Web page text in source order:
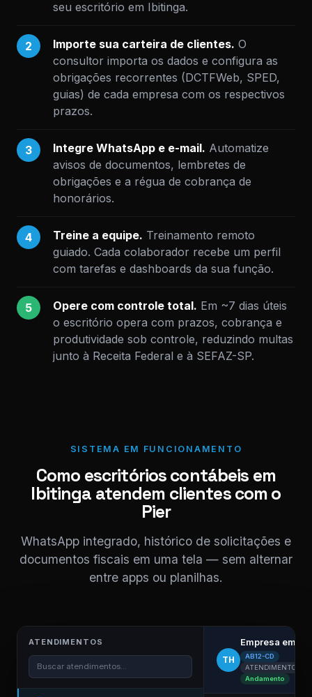
seu escritório em Ibitinga.
2 Importe sua carteira de clientes. O
consultor importa os dados e configura as
obrigações recorrentes (DCTFWeb, SPED,
guias) de cada empresa com os respectivos
prazos.
3 Integre WhatsApp e e-mail. Automatize
avisos de documentos, lembretes de
obrigações e a régua de cobrança de
honorários.
4 Treine a equipe. Treinamento remoto
guiado. Cada colaborador recebe um perfil
com tarefas e dashboards da sua função.
5 Opere com controle total. Em ~7 dias úteis
o escritório opera com prazos, cobrança e
produtividade sob controle, reduzindo multas
junto à Receita Federal e à SEFAZ-SP.
SISTEMA EM FUNCIONAMENTO
Como escritórios contábeis em
Ibitinga atendem clientes com o
Pier
WhatsApp integrado, histórico de solicitações e
documentos fiscais em uma tela — sem alternar
entre apps ou planilhas.
ATENDIMENTOS
Buscar atendimentos...
TH
Empresa em
AB12-CD
ATENDIMENTO
Andamento